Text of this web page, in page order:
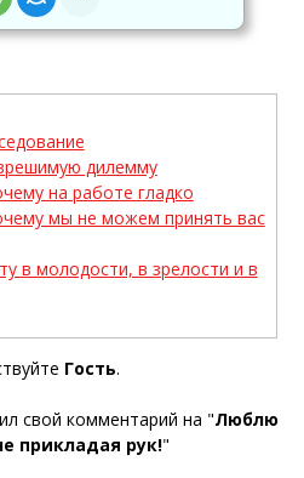
дилемму
на работе гладко
мы не можем принять вас
в молодости, в зрелости и в
Гость.
свой комментарий на "Люблю
прикладая рук!"